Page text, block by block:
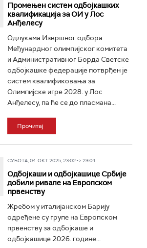
Промењен систем одбојкашких
квалификација за ОИ у Лос
Анђелесу
Одлукама Извршног одбора
Међунардног олимпијског комитета
и Административног Борда Светске
одбојкашке федерације потврђен је
систем квалификовања за
Олимпијске игре 2028. у Лос
Анђелесу, па ће се до пласмана...
Прочитај
СУБОТА, 04. ОКТ 2025, 23:02 -> 23:04
Одбојкаши и одбојкашице Србије
добили ривале на Европском
првенству
Жребом у италијанском Барију
одређене су групе на Европском
првенству за одбојкаше и
одбојкашице 2026. године...